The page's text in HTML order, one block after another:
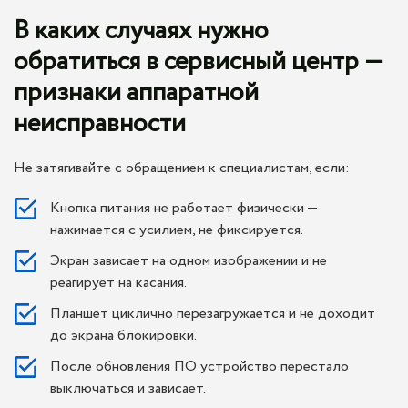
В каких случаях нужно
обратиться в сервисный центр —
признаки аппаратной
неисправности
Не затягивайте с обращением к специалистам, если:
Кнопка питания не работает физически —
нажимается с усилием, не фиксируется.
Экран зависает на одном изображении и не
реагирует на касания.
Планшет циклично перезагружается и не доходит
до экрана блокировки.
После обновления ПО устройство перестало
выключаться и зависает.